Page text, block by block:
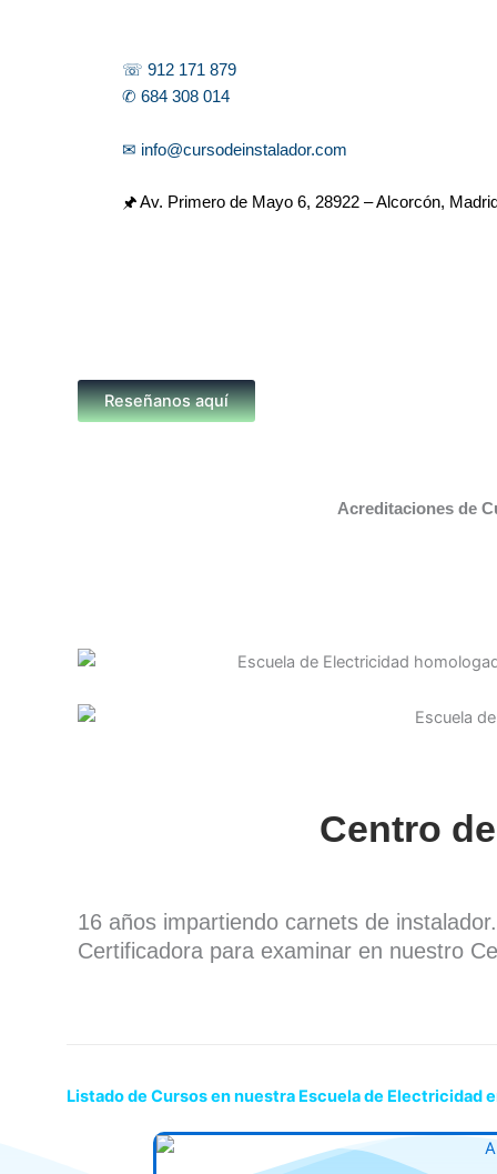
☏ 912 171 879
✆ 684 308 014
✉ info@cursodeinstalador.com
🖈 Av. Primero de Mayo 6, 28922 – Alcorcón,
Reseñanos aquí
Acreditaciones de
Centro
16 años impartiendo carnets de
Certificadora para examinar en nuestro
Listado de Cursos en nuestra Escuela de Electricidad